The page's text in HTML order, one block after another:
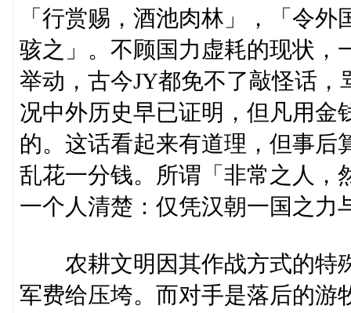
「行赏赐，酒池肉林」，「令
骇之」。不顾国力虚耗的现状，
举动，古今JY都免不了敲怪话
况中外历史早已证明，但凡用金
的。这话看起来有道理，但事后
乱花一分钱。所谓「非常之人，
一个人清楚：仅凭汉朝一国之力
农耕文明因其作战方式的特
军费给压垮。而对手是落后的游